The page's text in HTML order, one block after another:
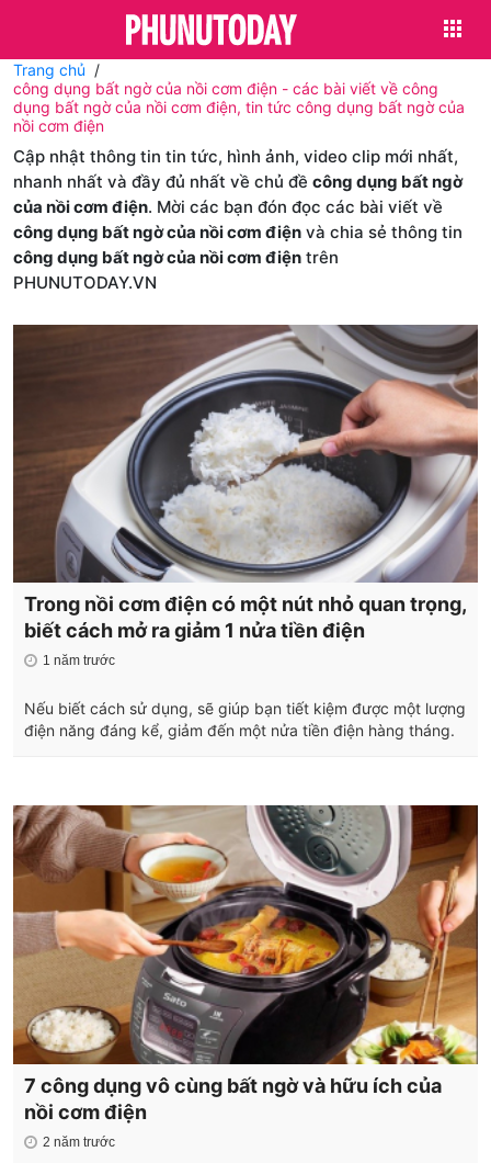
Trang chủ
công dụng bất ngờ của nồi cơm điện - các bài viết về công
dụng bất ngờ của nồi cơm điện, tin tức công dụng bất ngờ của
nồi cơm điện
Cập nhật thông tin tin tức, hình ảnh, video clip mới nhất,
nhanh nhất và đầy đủ nhất về chủ đề công dụng bất ngờ
của nồi cơm điện. Mời các bạn đón đọc các bài viết về
công dụng bất ngờ của nồi cơm điện và chia sẻ thông tin
công dụng bất ngờ của nồi cơm điện trên
PHUNUTODAY.VN
Trong nồi cơm điện có một nút nhỏ quan trọng,
biết cách mở ra giảm 1 nửa tiền điện
1 năm trước
Nếu biết cách sử dụng, sẽ giúp bạn tiết kiệm được một lượng
điện năng đáng kể, giảm đến một nửa tiền điện hàng tháng.
7 công dụng vô cùng bất ngờ và hữu ích của
nồi cơm điện
2 năm trước